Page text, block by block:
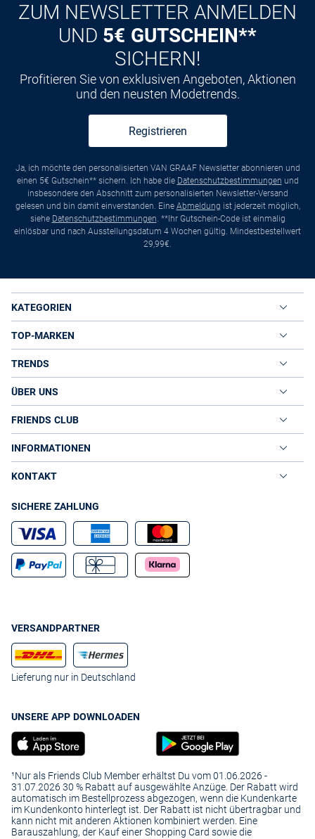
ZUM NEWSLETTER ANMELDEN
UND 5€ GUTSCHEIN**
SICHERN!
Profitieren Sie von exklusiven Angeboten, Aktionen
und den neusten Modetrends.
Registrieren
Ja, ich möchte den personalisierten VAN GRAAF Newsletter abonnieren und
einen 5€ Gutschein** sichern. Ich habe die Datenschutzbestimmungen und
insbesondere den Abschnitt zum personalisierten Newsletter-Versand
gelesen und bin damit einverstanden. Eine Abmeldung ist jederzeit möglich,
siehe Datenschutzbestimmungen. **Ihr Gutschein-Code ist einmalig
einlösbar und nach Ausstellungsdatum 4 Wochen gültig. Mindestbestellwert
29,99€.
KATEGORIEN
TOP-MARKEN
TRENDS
ÜBER UNS
FRIENDS CLUB
INFORMATIONEN
KONTAKT
SICHERE ZAHLUNG
VERSANDPARTNER
Lieferung nur in Deutschland
UNSERE APP DOWNLOADEN
¹Nur als Friends Club Member erhältst Du vom 01.06.2026 -
31.07.2026 30 % Rabatt auf ausgewählte Anzüge. Der Rabatt wird
automatisch im Bestellprozess abgezogen, wenn die Kundenkarte
im Kundenkonto hinterlegt ist. Der Rabatt ist nicht übertragbar und
kann nicht mit anderen Aktionen kombiniert werden. Eine
Barauszahlung, der Kauf einer Shopping Card sowie die